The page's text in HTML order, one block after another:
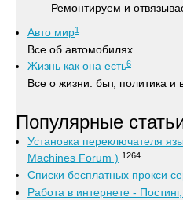
Ремонтируем и
Авто мир1
Все об автомобилях
Жизнь как она есть6
Все о жизни: быт, политика и
Популярные
Установка переключателя
Machines Forum ) 1264
Списки бесплатных прокси
Работа в интернете -